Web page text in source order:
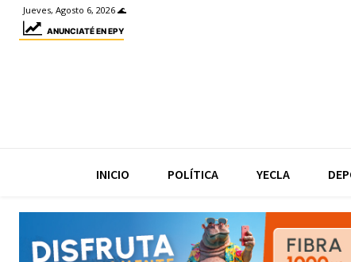
Jueves, Agosto 6, 2026 🌊
ANUNCIATÉ EN EPY
INICIO POLÍTICA YECLA